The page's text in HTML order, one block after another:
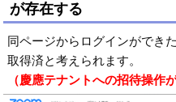
が存在する
同ページからログインができ
取得済と考えられます。
（慶應テナントへの招待操作